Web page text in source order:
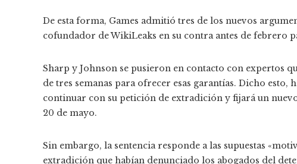
De esta forma, Games admitió tres de los nuevos
cofundador de WikiLeaks en su contra antes de febrero
Sharp y Johnson se pusieron en contacto con expertos
de tres semanas para ofrecer esas garantías. Dicho esto,
continuar con su petición de extradición y fijará un
20 de mayo.
Sin embargo, la sentencia responde a las supuestas
extradición que habían denunciado los abogados del